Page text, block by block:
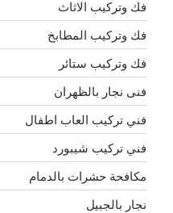
فك وتركيب الاثاث
فك وتركيب المطابخ
فك وتركيب ستائر
فنى نجار بالظهران
فني تركيب العاب اطفال
فني تركيب شيبورد
مكافحة حشرات بالدمام
نجار بالجبيل